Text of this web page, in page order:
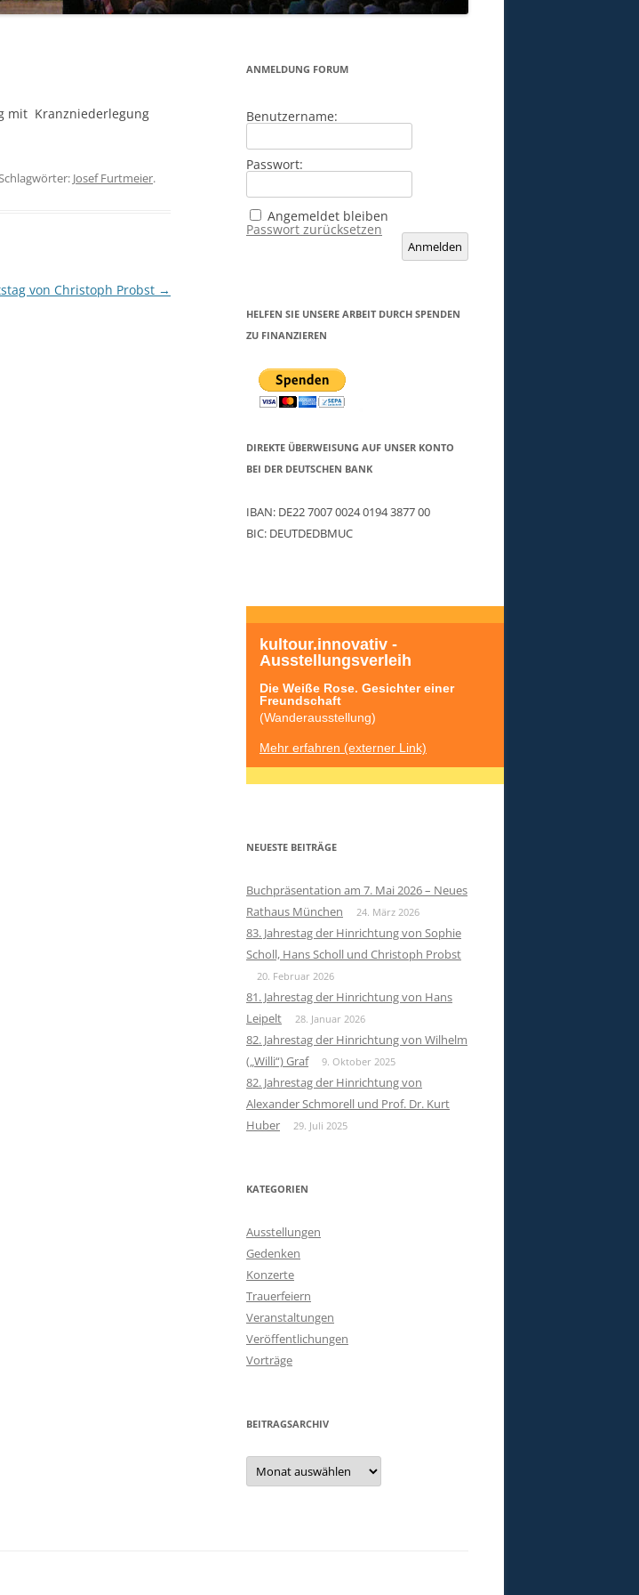
mit Kranzniederlegung
Josef Furtmeier.
von Christoph Probst →
ANMELDUNG FORUM
Benutzername:
Passwort:
Angemeldet bleiben
Anmelden
Passwort zurücksetzen
HELFEN SIE UNSERE ARBEIT DURCH SPENDEN
ZU FINANZIEREN
DIREKTE ÜBERWEISUNG AUF UNSER KONTO
BEI DER DEUTSCHEN BANK
IBAN: DE22 7007 0024 0194 3877 00
BIC: DEUTDEDBMUC
kultour.innovativ -
Ausstellungsverleih
Die Weiße Rose. Gesichter einer
Freundschaft
(Wanderausstellung)
Mehr erfahren (externer Link)
NEUESTE BEITRÄGE
Buchpräsentation am 7. Mai 2026 – Neues
Rathaus München
24. März 2026
83. Jahrestag der Hinrichtung von Sophie
Scholl, Hans Scholl und Christoph Probst
20. Februar 2026
81. Jahrestag der Hinrichtung von Hans
Leipelt
28. Januar 2026
82. Jahrestag der Hinrichtung von Wilhelm
(„Willi“) Graf
9. Oktober 2025
82. Jahrestag der Hinrichtung von
Alexander Schmorell und Prof. Dr. Kurt
Huber
29. Juli 2025
KATEGORIEN
Ausstellungen
Gedenken
Konzerte
Trauerfeiern
Veranstaltungen
Veröffentlichungen
Vorträge
BEITRAGSARCHIV
Beitragsarchiv